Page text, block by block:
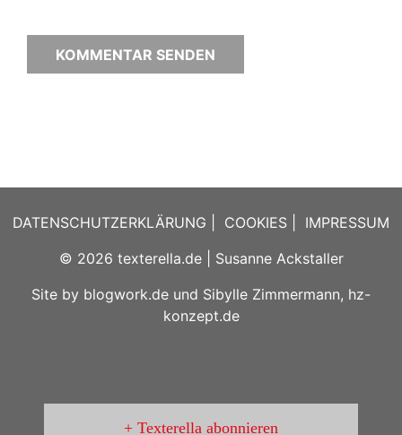
DATENSCHUTZERKLÄRUNG COOKIES
IMPRESSUM
© 2026 texterella.de| Susanne Ackstaller
Site by blogwork.de und Sibylle Zimmermann, hz-
konzept.de
Texterella abonnieren